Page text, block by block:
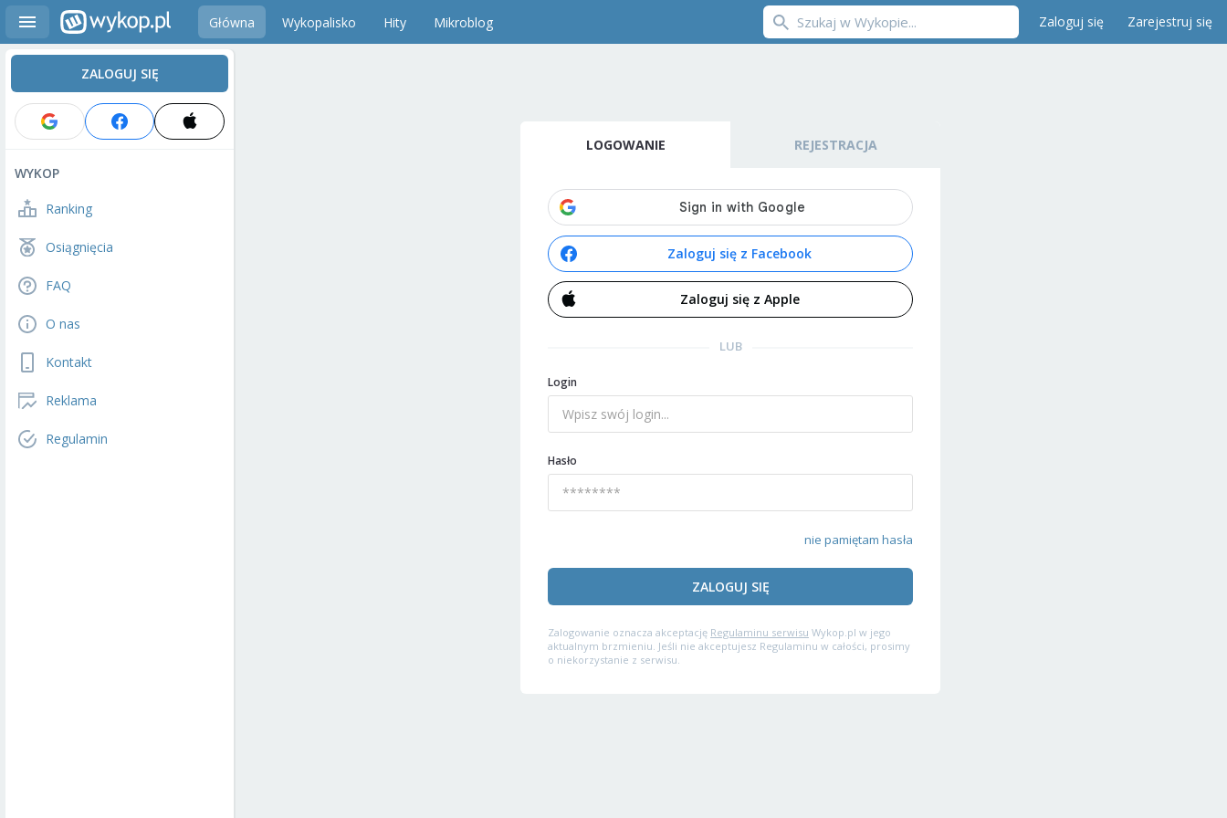
Główna Wykopalisko Hity Mikroblog Zaloguj się Zarejestruj się
ZALOGUJ SIĘ
WYKOP
Ranking
Osiągnięcia
FAQ
O nas
Kontakt
Reklama
Regulamin
LOGOWANIE REJESTRACJA
Zaloguj się z Facebook
Zaloguj się z Apple
LUB
Login
Hasło
nie pamiętam hasła
ZALOGUJ SIĘ
Zalogowanie oznacza akceptację Regulaminu serwisu Wykop.pl w jego
aktualnym brzmieniu. Jeśli nie akceptujesz Regulaminu w całości, prosimy
o niekorzystanie z serwisu.